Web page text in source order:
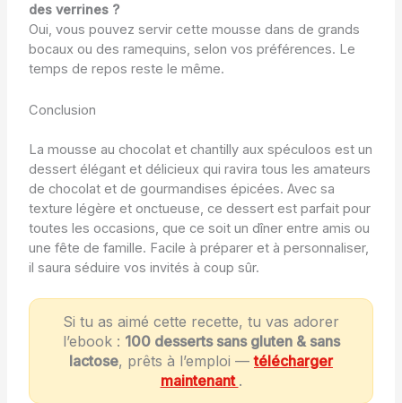
des verrines ?
Oui, vous pouvez servir cette mousse dans de grands
bocaux ou des ramequins, selon vos préférences. Le
temps de repos reste le même.
Conclusion
La mousse au chocolat et chantilly aux spéculoos est un
dessert élégant et délicieux qui ravira tous les amateurs
de chocolat et de gourmandises épicées. Avec sa
texture légère et onctueuse, ce dessert est parfait pour
toutes les occasions, que ce soit un dîner entre amis ou
une fête de famille. Facile à préparer et à personnaliser,
il saura séduire vos invités à coup sûr.
Si tu as aimé cette recette, tu vas adorer
l’ebook : 100 desserts sans gluten & sans
lactose, prêts à l’emploi —télécharger
maintenant .